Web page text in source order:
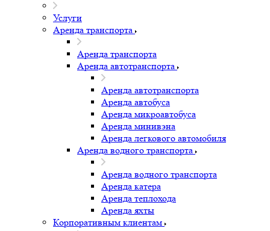
Услуги
Аренда транспорта
Аренда транспорта
Аренда автотранспорта
Аренда автотранспорта
Аренда автобуса
Аренда микроавтобуса
Аренда минивэна
Аренда легкового автомобиля
Аренда водного транспорта
Аренда водного транспорта
Аренда катера
Аренда теплохода
Аренда яхты
Корпоративным клиентам